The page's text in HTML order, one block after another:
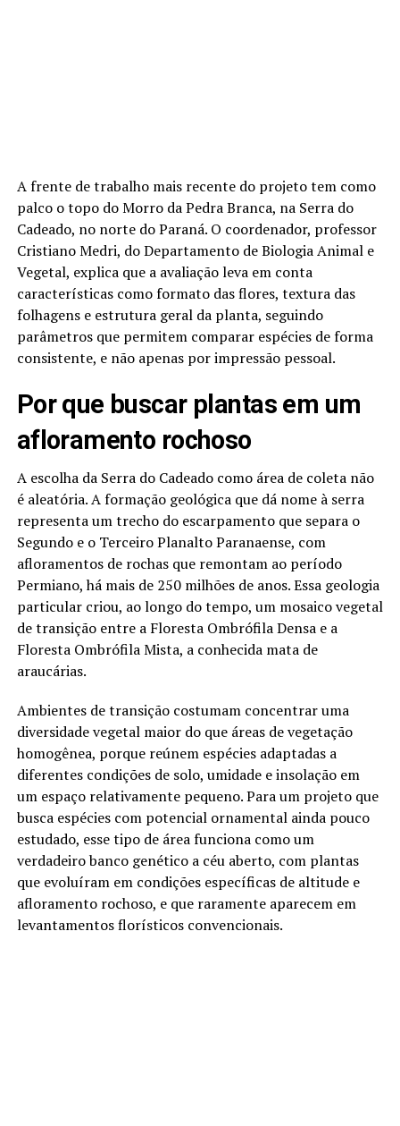
A frente de trabalho mais recente do projeto tem como
palco o topo do Morro da Pedra Branca, na Serra do
Cadeado, no norte do Paraná. O coordenador, professor
Cristiano Medri, do Departamento de Biologia Animal e
Vegetal, explica que a avaliação leva em conta
características como formato das flores, textura das
folhagens e estrutura geral da planta, seguindo
parâmetros que permitem comparar espécies de forma
consistente, e não apenas por impressão pessoal.
Por que buscar plantas em um
afloramento rochoso
A escolha da Serra do Cadeado como área de coleta não
é aleatória. A formação geológica que dá nome à serra
representa um trecho do escarpamento que separa o
Segundo e o Terceiro Planalto Paranaense, com
afloramentos de rochas que remontam ao período
Permiano, há mais de 250 milhões de anos. Essa geologia
particular criou, ao longo do tempo, um mosaico vegetal
de transição entre a Floresta Ombrófila Densa e a
Floresta Ombrófila Mista, a conhecida mata de
araucárias.
Ambientes de transição costumam concentrar uma
diversidade vegetal maior do que áreas de vegetação
homogênea, porque reúnem espécies adaptadas a
diferentes condições de solo, umidade e insolação em
um espaço relativamente pequeno. Para um projeto que
busca espécies com potencial ornamental ainda pouco
estudado, esse tipo de área funciona como um
verdadeiro banco genético a céu aberto, com plantas
que evoluíram em condições específicas de altitude e
afloramento rochoso, e que raramente aparecem em
levantamentos florísticos convencionais.